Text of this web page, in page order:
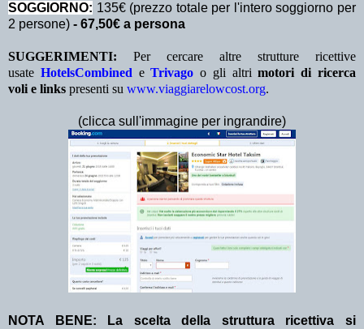
SOGGIORNO: 135€ (prezzo totale per l'intero soggiorno per
2 persone) - 67,50€ a persona
SUGGERIMENTI: Per cercare altre strutture ricettive
usate HotelsCombined eTrivago o gli altrimotori di ricerca
voli e links presenti su www.viaggiarelowcost.org.
(clicca sull'immagine per ingrandire)
NOTA BENE: La scelta della struttura ricettiva si